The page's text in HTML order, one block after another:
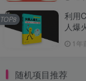
利用
人爆
1年
TOP8
随机项目推荐